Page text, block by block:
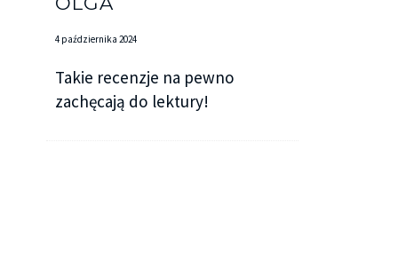
4 października 2024
Takie recenzje na pewno
zachęcają do lektury!